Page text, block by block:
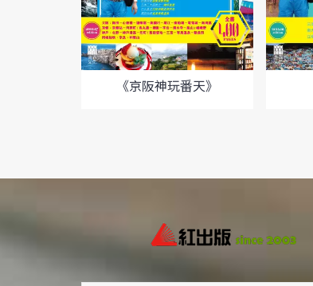
《京阪神玩番天》